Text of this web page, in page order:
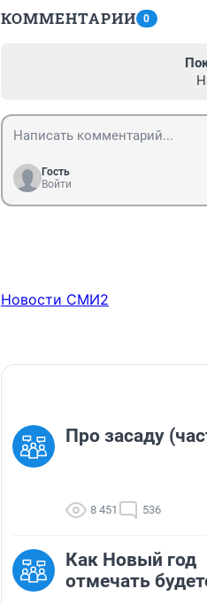
КОММЕНТАРИИ 0
Гость
Войти
Новости СМИ2
Про засаду
8 451 536
Как Новый год
отмечать